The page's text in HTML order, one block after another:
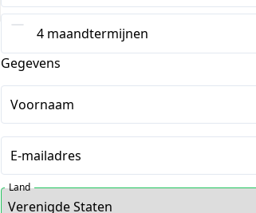
4 maandtermijnen
Gegevens
Voornaam
E-mailadres
Land